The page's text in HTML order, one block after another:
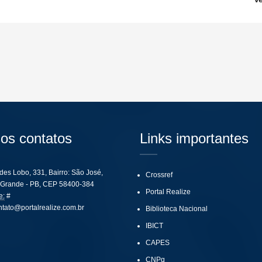
contatos
Lobo, 331, Bairro: São José,
- PB, CEP 58400-384
#
Links importantes
Crossref
Portal Realize
Biblioteca Nacional
IBICT
CAPES
CNPq